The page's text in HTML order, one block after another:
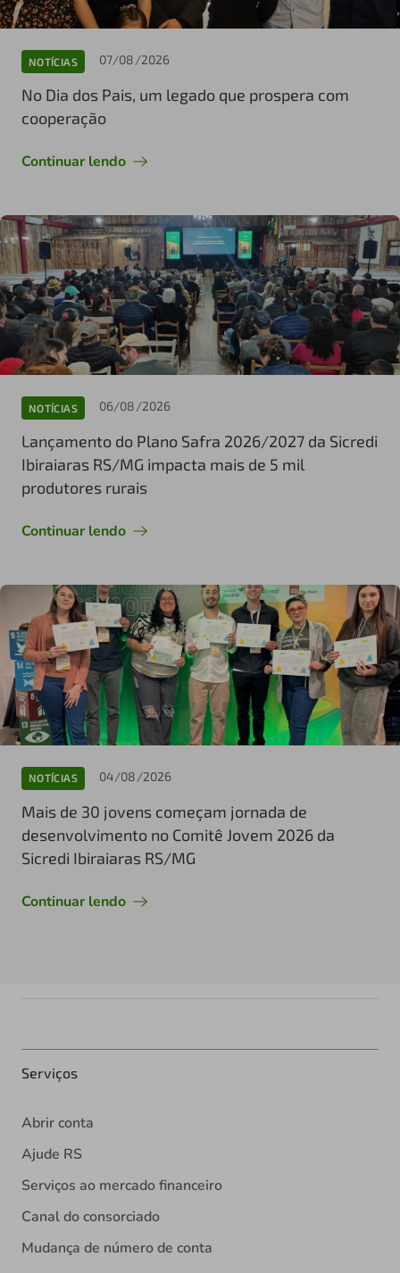
NOTÍCIAS 07/08/2026
No Dia dos Pais, um legado que prospera com
cooperação
Continuar lendo
NOTÍCIAS 06/08/2026
Lançamento do Plano Safra 2026/2027 da Sicredi
Ibiraiaras RS/MG impacta mais de 5 mil
produtores rurais
Continuar lendo
NOTÍCIAS 04/08/2026
Mais de 30 jovens começam jornada de
desenvolvimento no Comitê Jovem 2026 da
Sicredi Ibiraiaras RS/MG
Continuar lendo
Serviços
Abrir conta
Ajude RS
Serviços ao mercado financeiro
Canal do consorciado
Mudança de número de conta